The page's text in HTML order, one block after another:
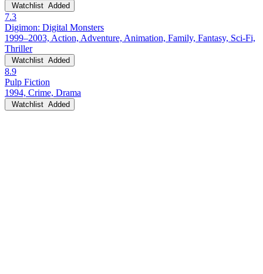
Watchlist Added
7.3
Digimon: Digital Monsters
1999–2003, Action, Adventure, Animation, Family, Fantasy, Sci-Fi,
Thriller
Watchlist Added
8.9
Pulp Fiction
1994, Crime, Drama
Watchlist Added